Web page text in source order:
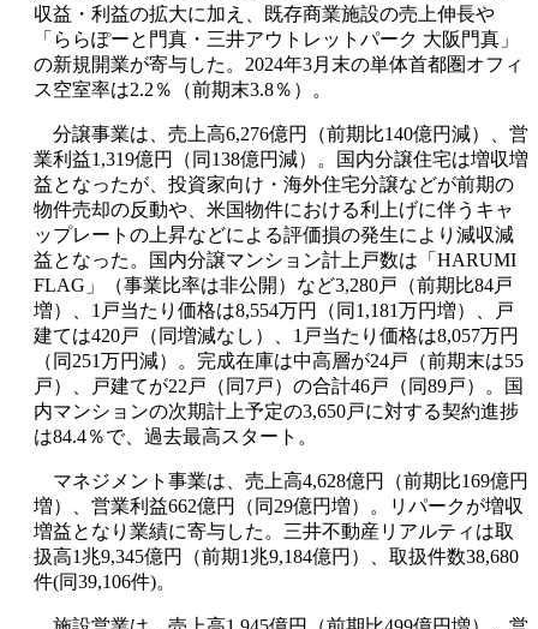
収益・利益の拡大に加え、既存商業施設の売上伸長や
「ららぽーと門真・三井アウトレットパーク 大阪門真」
の新規開業が寄与した。2024年3月末の単体首都圏オフィ
ス空室率は2.2％（前期末3.8％）。
分譲事業は、売上高6,276億円（前期比140億円減）、営
業利益1,319億円（同138億円減）。国内分譲住宅は増収増
益となったが、投資家向け・海外住宅分譲などが前期の
物件売却の反動や、米国物件における利上げに伴うキャ
ップレートの上昇などによる評価損の発生により減収減
益となった。国内分譲マンション計上戸数は「HARUMI
FLAG」（事業比率は非公開）など3,280戸（前期比84戸
増）、1戸当たり価格は8,554万円（同1,181万円増）、戸
建ては420戸（同増減なし）、1戸当たり価格は8,057万円
（同251万円減）。完成在庫は中高層が24戸（前期末は55
戸）、戸建てが22戸（同7戸）の合計46戸（同89戸）。国
内マンションの次期計上予定の3,650戸に対する契約進捗
は84.4％で、過去最高スタート。
マネジメント事業は、売上高4,628億円（前期比169億円
増）、営業利益662億円（同29億円増）。リパークが増収
増益となり業績に寄与した。三井不動産リアルティは取
扱高1兆9,345億円（前期1兆9,184億円）、取扱件数38,680
件(同39,106件)。